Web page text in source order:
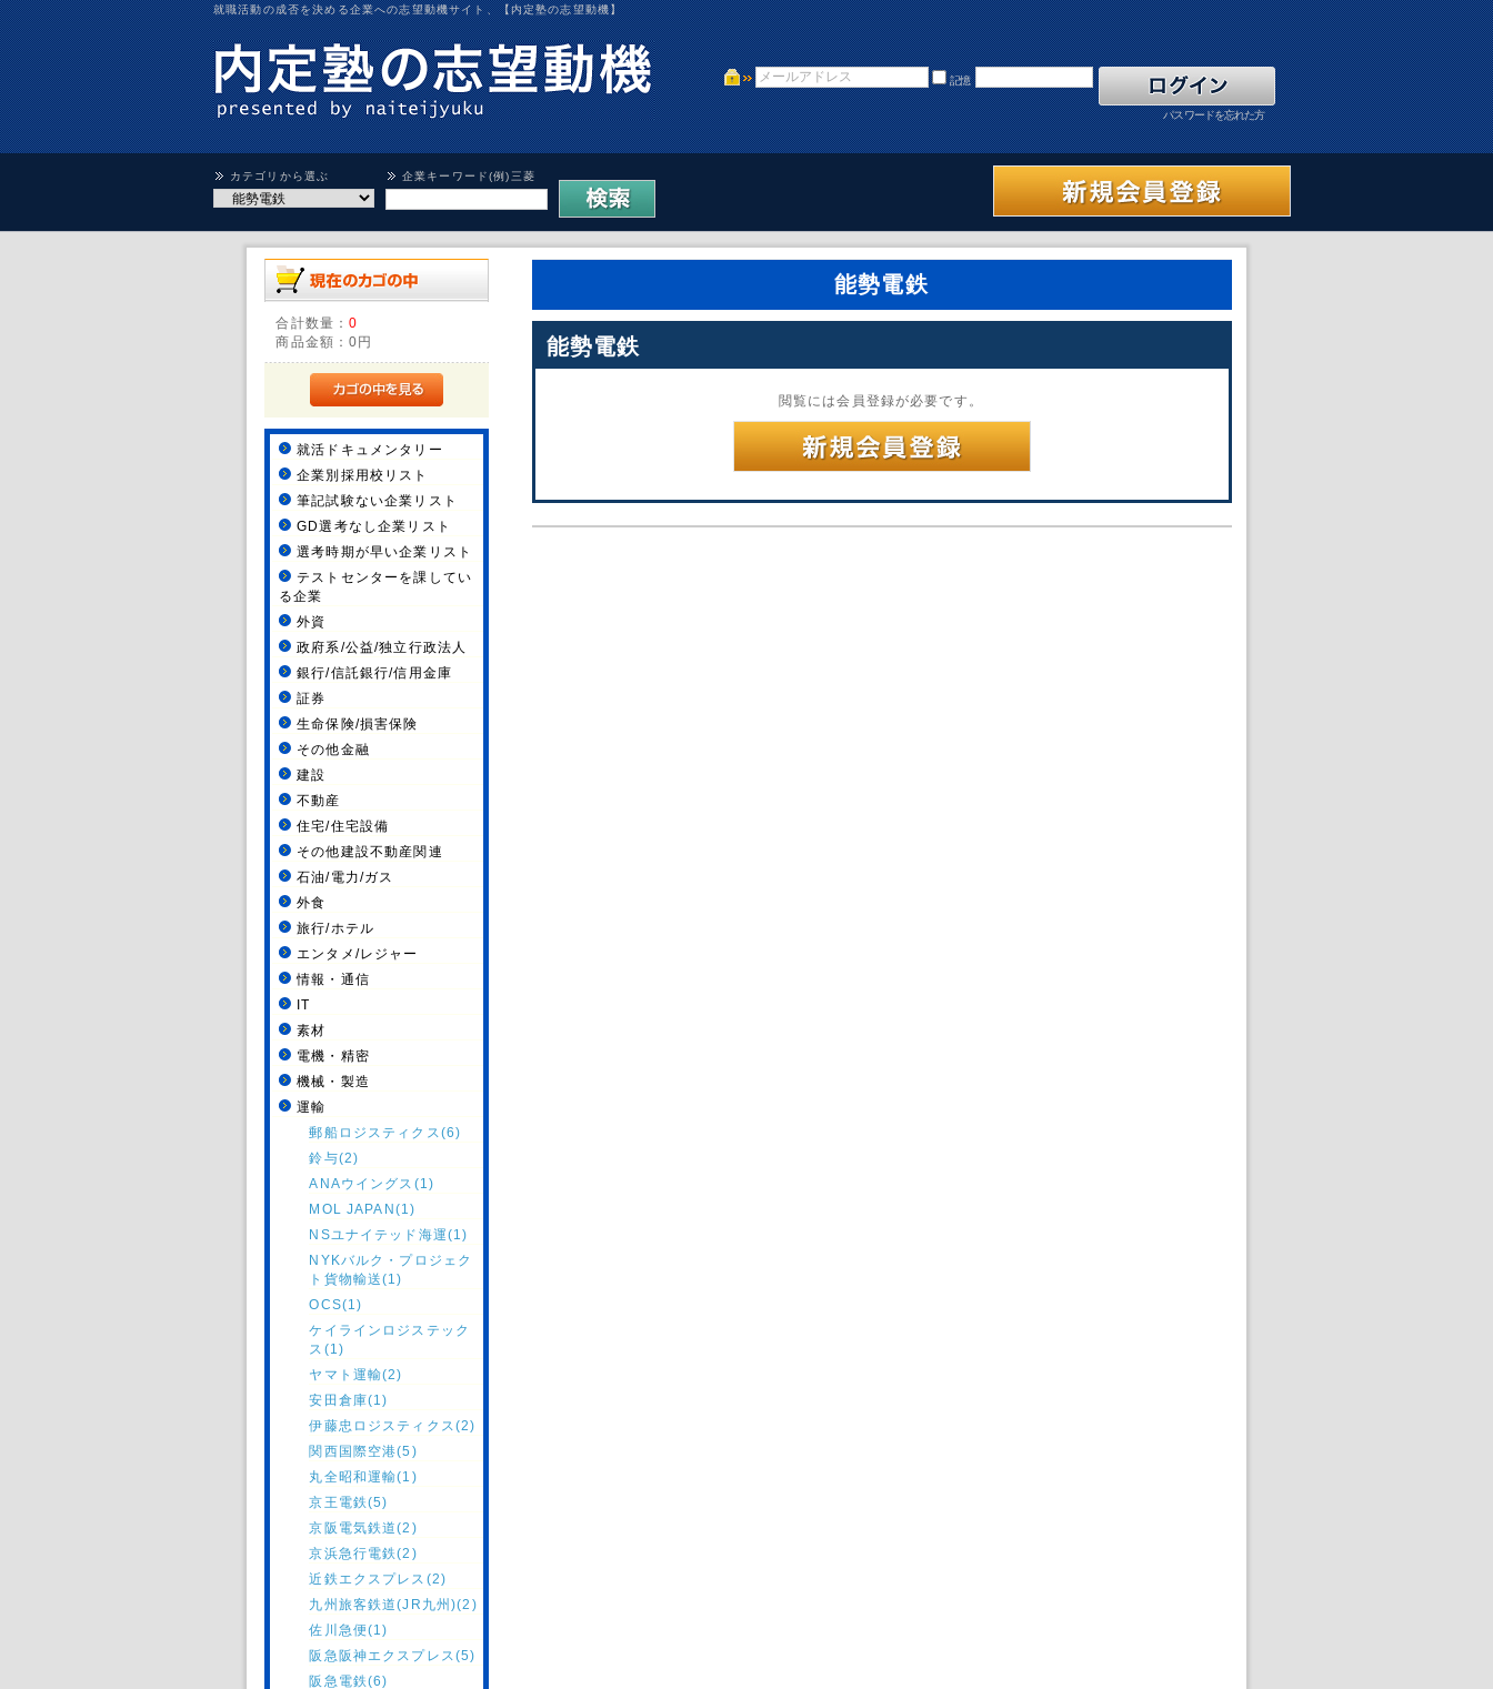
就職活動の成否を決める企業への志望動機サイト、【内定塾の志望動機】
記憶
パスワードを忘れた方
カテゴリから選ぶ 企業キーワード(例)三菱
合計数量：0
商品金額：0円
就活ドキュメンタリー
企業別採用校リスト
筆記試験ない企業リスト
GD選考なし企業リスト
選考時期が早い企業リスト
テストセンターを課してい
る企業
外資
政府系/公益/独立行政法人
銀行/信託銀行/信用金庫
証券
生命保険/損害保険
その他金融
建設
不動産
住宅/住宅設備
その他建設不動産関連
石油/電力/ガス
外食
旅行/ホテル
エンタメ/レジャー
情報・通信
IT
素材
電機・精密
機械・製造
運輸
郵船ロジスティクス(6)
鈴与(2)
ANAウイングス(1)
MOL JAPAN(1)
NSユナイテッド海運(1)
NYKバルク・プロジェク
ト貨物輸送(1)
OCS(1)
ケイラインロジステック
ス(1)
ヤマト運輸(2)
安田倉庫(1)
伊藤忠ロジスティクス(2)
関西国際空港(5)
丸全昭和運輸(1)
京王電鉄(5)
京阪電気鉄道(2)
京浜急行電鉄(2)
近鉄エクスプレス(2)
九州旅客鉄道(JR九州)(2)
佐川急便(1)
阪急阪神エクスプレス(5)
阪急電鉄(6)
能勢電鉄
能勢電鉄
閲覧には会員登録が必要です。